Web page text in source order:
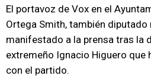
El portavoz de Vox en el
Ortega Smith, también diputado
manifestado a la prensa tras la
extremeño Ignacio Higuero que
con el partido.